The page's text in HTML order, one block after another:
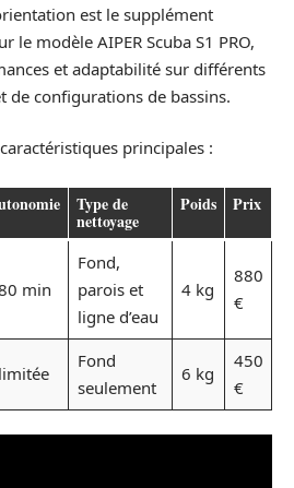
est le supplément
le modèle AIPER Scuba S1 PRO,
et adaptabilité sur différents
de configurations de bassins.
principales :
Type de
nettoyage
Poids Prix
min
Fond,
parois et
ligne d’eau
4 kg
880
€
Fond
seulement
6 kg
450
€